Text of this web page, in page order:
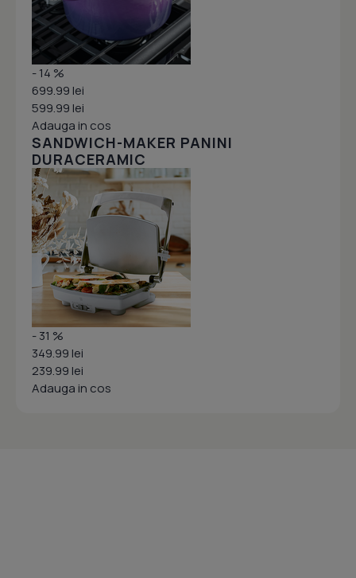
- 14 %
699.99 lei
599.99 lei
Adauga in cos
SANDWICH-MAKER PANINI
DURACERAMIC
- 31 %
349.99 lei
239.99 lei
Adauga in cos